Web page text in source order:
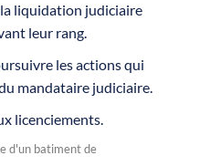
liquidation judiciaire
leur rang.
les actions qui
mandataire judiciaire.
licenciements.